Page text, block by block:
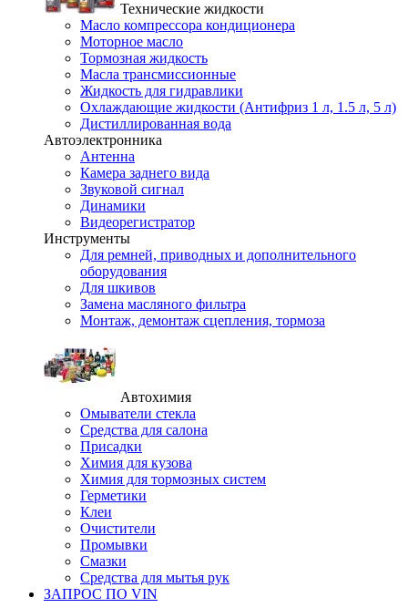
Технические жидкости
Масло компрессора кондиционера
Моторное масло
Тормозная жидкость
Масла трансмиссионные
Жидкость для гидравлики
Охлаждающие жидкости (Антифриз 1 л, 1.5 л, 5 л)
Дистиллированная вода
Автоэлектронника
Антенна
Камера заднего вида
Звуковой сигнал
Динамики
Видеорегистратор
Инструменты
Для ремней, приводных и дополнительного
оборудования
Для шкивов
Замена масляного фильтра
Монтаж, демонтаж сцепления, тормоза
Автохимия
Омыватели стекла
Средства для салона
Присадки
Химия для кузова
Химия для тормозных систем
Герметики
Клеи
Очистители
Промывки
Смазки
Средства для мытья рук
ЗАПРОС ПО VIN